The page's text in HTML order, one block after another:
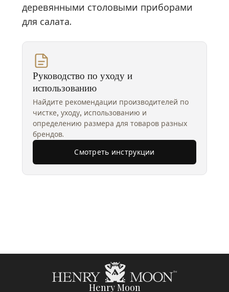
деревянными столовыми приборами
для салата.
Руководство по уходу и
использованию
Найдите рекомендации производителей по
чистке, уходу, использованию и
определению размера для товаров разных
брендов.
Смотреть инструкции
Henry Moon